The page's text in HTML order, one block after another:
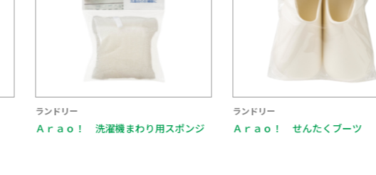
ランドリー
Ａｒａｏ！ 洗濯機まわり用スポンジ
ランドリー
Ａｒａｏ！ せんたくブーツ